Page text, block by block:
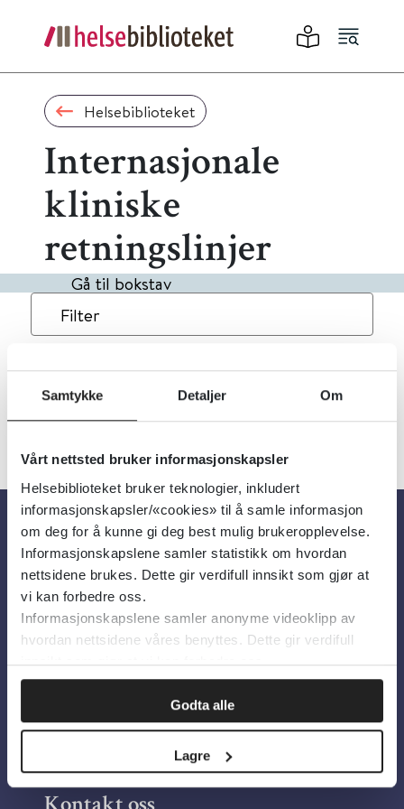
Samtykke Detaljer Om
Vårt nettsted bruker informasjonskapsler
Helsebiblioteket bruker teknologier, inkludert
informasjonskapsler/«cookies» til å samle informasjon
om deg for å kunne gi deg best mulig brukeropplevelse.
Informasjonskapslene samler statistikk om hvordan
nettsidene brukes. Dette gir verdifull innsikt som gjør at
vi kan forbedre oss.
Informasjonskapslene samler anonyme videoklipp av
hvordan nettsidene våres benyttes. Dette gir verdifull
innsikt som gjør at vi kan forbedre oss.
Godta alle
Lagre
Helsebiblioteket
Internasjonale
kliniske
retningslinjer
Gå til bokstav
Filter
Om oss
Om Helsebiblioteket
Personvern og informasjonskapsler
Tilgjengelighetserklæring
Information in English
Bilder fra Colourbox.com